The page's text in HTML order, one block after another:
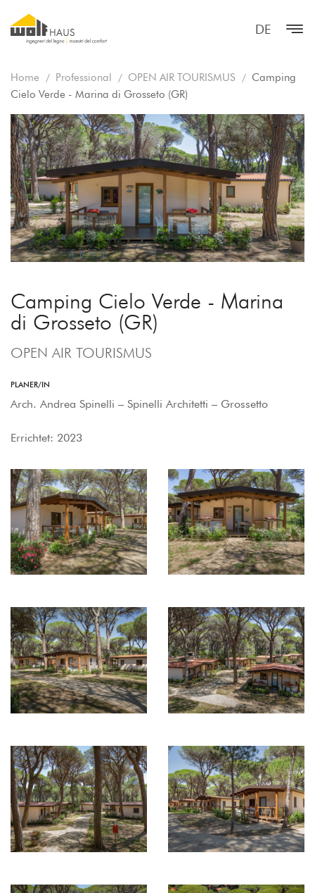
DE
Home Professional OPEN AIR TOURISMUS
Camping
Cielo Verde - Marina di Grosseto (GR)
Camping Cielo Verde - Marina
di Grosseto (GR)
OPEN AIR TOURISMUS
PLANER/IN
Arch. Andrea Spinelli – Spinelli Architetti – Grossetto
Errichtet: 2023